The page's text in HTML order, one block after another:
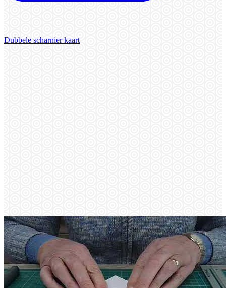
Dubbele scharnier kaart